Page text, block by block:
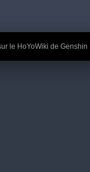
sur le HoYoWiki de